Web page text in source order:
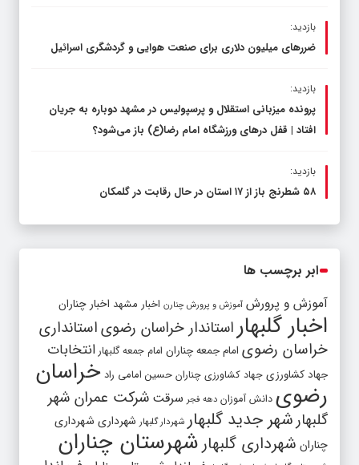
بازدید:
ضررهای میلیون دلاری برای صنعت هوایی و گردشگری اسرائیل
بازدید:
پرونده میزبانی استقلال و پرسپولیس در مشهد دوباره به جریان
افتاد | قفل در‌های ورزشگاه امام رضا(ع) باز می‌شود؟
بازدید:
۵۸ شطرنج‌ باز از ۱۷ استان در حال رقابت در گلمکان
ابر برچسب ها
آموزش و پرورش آموزش و پرورش چنارن اخبار مشهد اخبار چناران
اخبار گلبهار استاندار خراسان رضویاستانداری
خراسان رضوی امام جمعه چناران امام جمعه گلبهار انتخابات
جهاد کشاورزی جهاد کشاورزی چناران حسین امامی راد خراسان
رضوی دانش آموزان دهه فجر سرقت شرکت عمران شهر
گلبهارشهر جدید گلبهار شهردار گلبهار شهرداری شهرداری
چناران شهرداری گلبهار شهرستان چناران